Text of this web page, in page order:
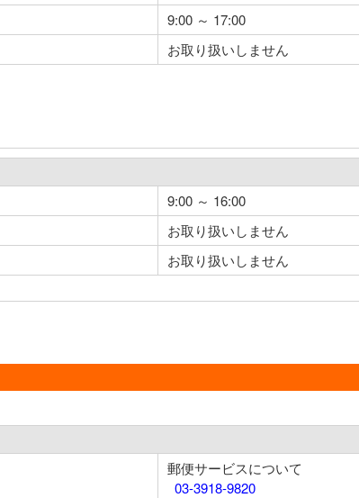
9:00 ～ 17:00
お取り扱いしません
9:00 ～ 16:00
お取り扱いしません
お取り扱いしません
郵便サービスについて
03-3918-9820